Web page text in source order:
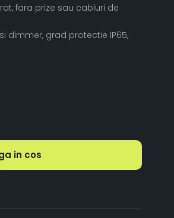
fara prize sau cabluri de
dimmer, grad protectie IP65,
in cos